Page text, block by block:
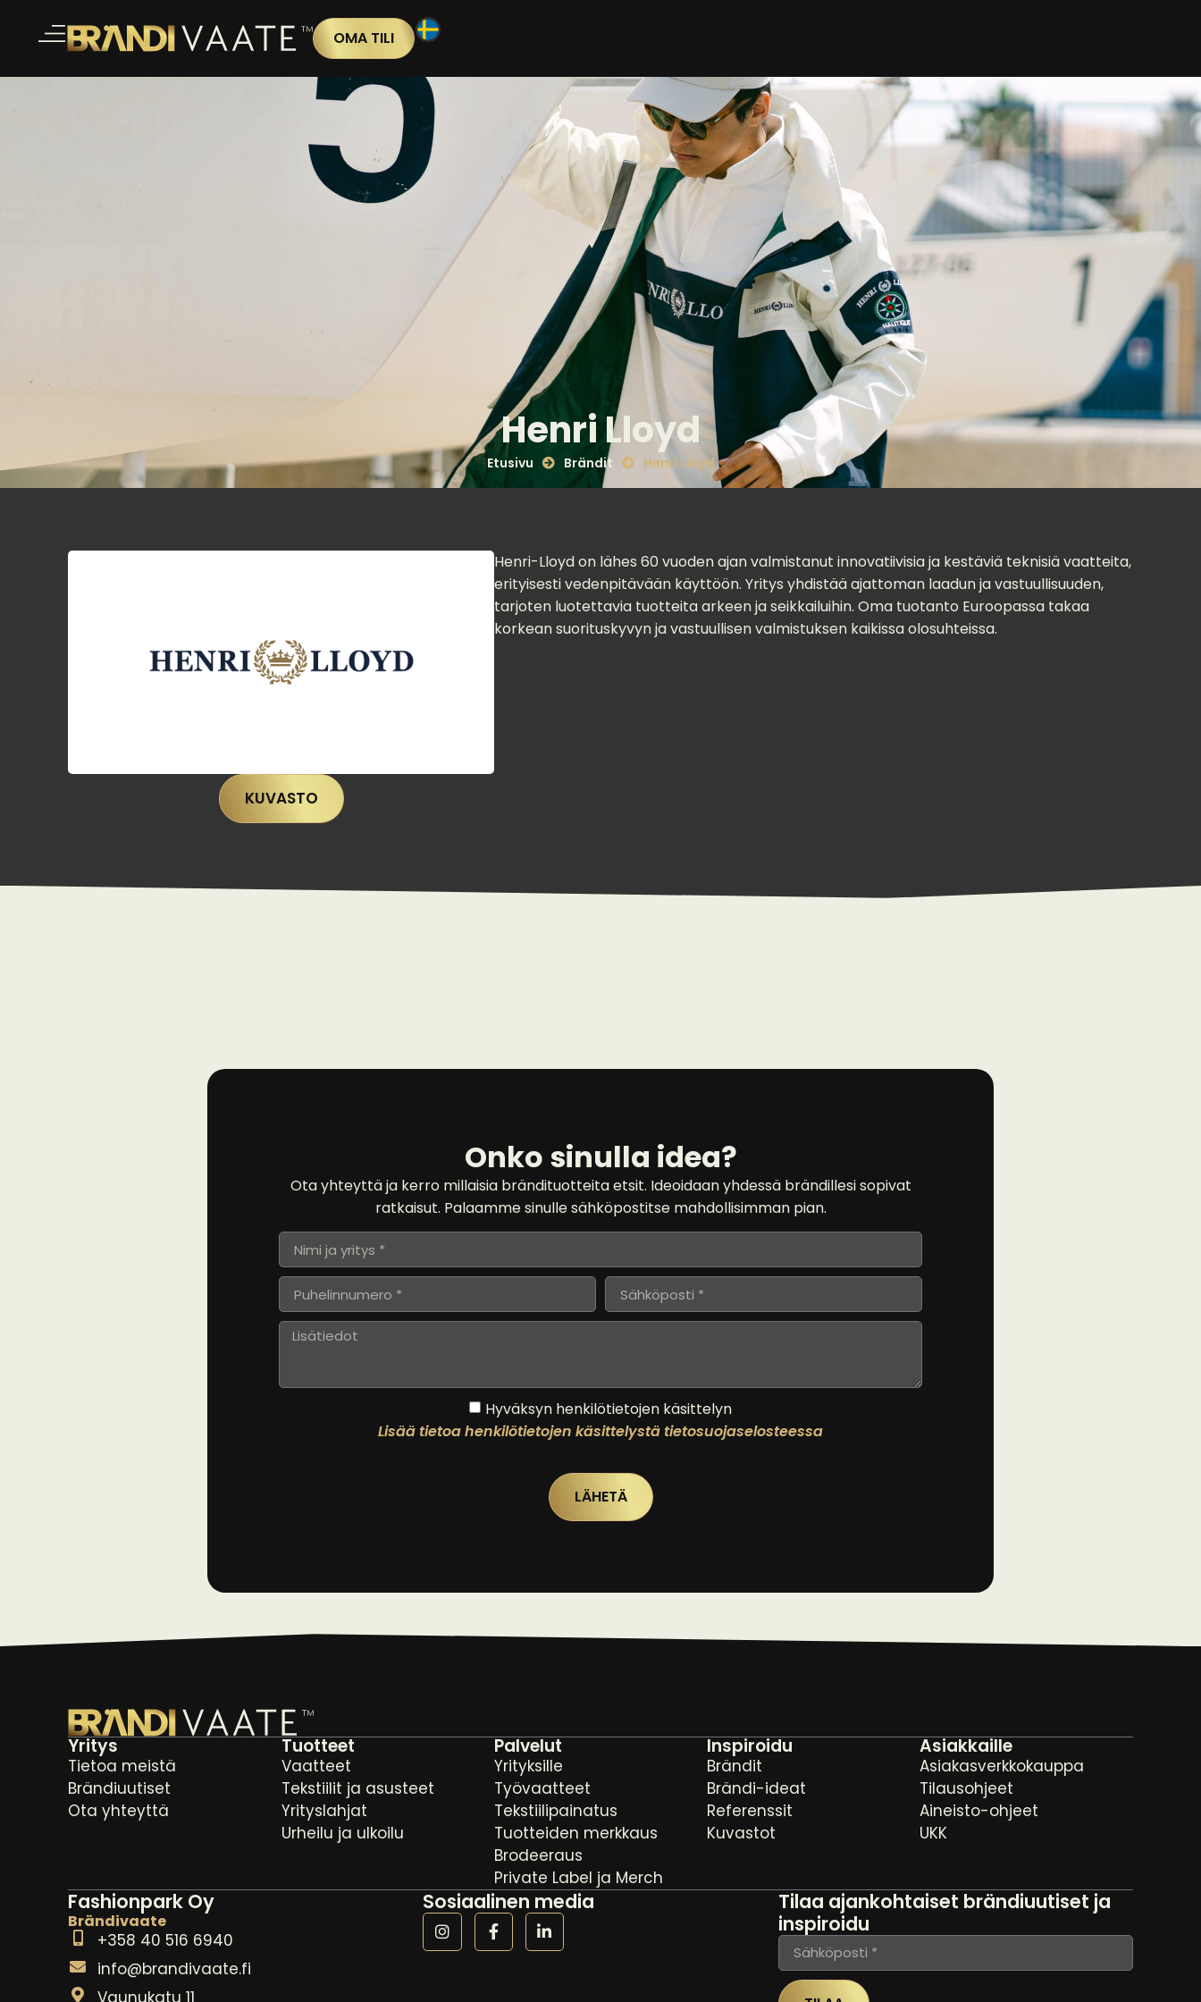
OMA TILI
Henri Lloyd
Etusivu Brändit Henri Lloyd
KUVASTO
Henri-Lloyd on lähes 60 vuoden ajan valmistanut innovatiivisia ja kestäviä teknisiä vaatteita,
erityisesti vedenpitävään käyttöön. Yritys yhdistää ajattoman laadun ja vastuullisuuden,
tarjoten luotettavia tuotteita arkeen ja seikkailuihin. Oma tuotanto Euroopassa takaa
korkean suorituskyvyn ja vastuullisen valmistuksen kaikissa olosuhteissa.
Onko sinulla idea?
Ota yhteyttä ja kerro millaisia brändituotteita etsit. Ideoidaan yhdessä brändillesi sopivat
ratkaisut. Palaamme sinulle sähköpostitse mahdollisimman pian.
Hyväksyn henkilötietojen käsittelyn
Lisää tietoa henkilötietojen käsittelystä tietosuojaselosteessa
LÄHETÄ
Yritys
Tietoa meistä
Brändiuutiset
Ota yhteyttä
Tuotteet
Vaatteet
Tekstiilit ja asusteet
Yrityslahjat
Urheilu ja ulkoilu
Palvelut
Yrityksille
Työvaatteet
Tekstiilipainatus
Tuotteiden merkkaus
Brodeeraus
Private Label ja Merch
Inspiroidu
Brändit
Brändi-ideat
Referenssit
Kuvastot
Asiakkaille
Asiakasverkkokauppa
Tilausohjeet
Aineisto-ohjeet
UKK
Fashionpark Oy
Brändivaate
+358 40 516 6940
info@brandivaate.fi
Vaunukatu 11
Sosiaalinen media
Tilaa ajankohtaiset brändiuutiset ja
inspiroidu